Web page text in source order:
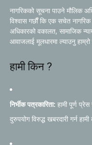
नागरिकको सूचना पाउने मौलिक
विश्वास गर्छौं कि एक सचेत
अधिकारको वकालत, सामाजिक
आवाजलाई मूलधारमा ल्याउनु
हामी किन ?
निर्भीक पत्रकारिता: हामी पूर्ण
दुरुपयोग विरुद्ध खबरदारी गर्न